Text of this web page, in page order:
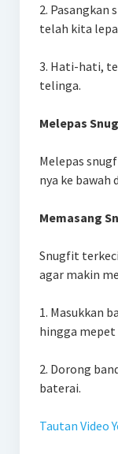
2. Pasangkan
telah kita
3. Hati-hati,
telinga.
Melepas
Melepas
nya ke bawah
Memasang
Snugfit
agar makin
1. Masukkan
hingga mepet
2. Dorong
baterai.
Tautan Video